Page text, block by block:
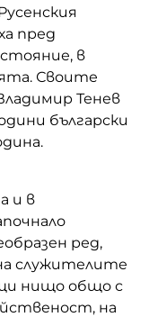
пред
в
Своите
Тенев
български
и в
ред,
служителите
нищо общо с
на